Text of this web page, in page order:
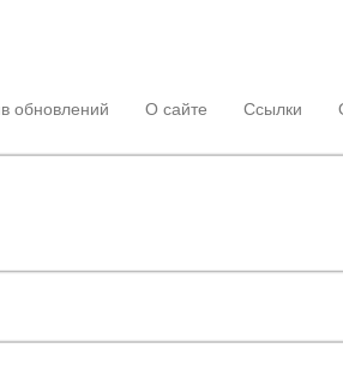
обновлений О сайте Ссылки